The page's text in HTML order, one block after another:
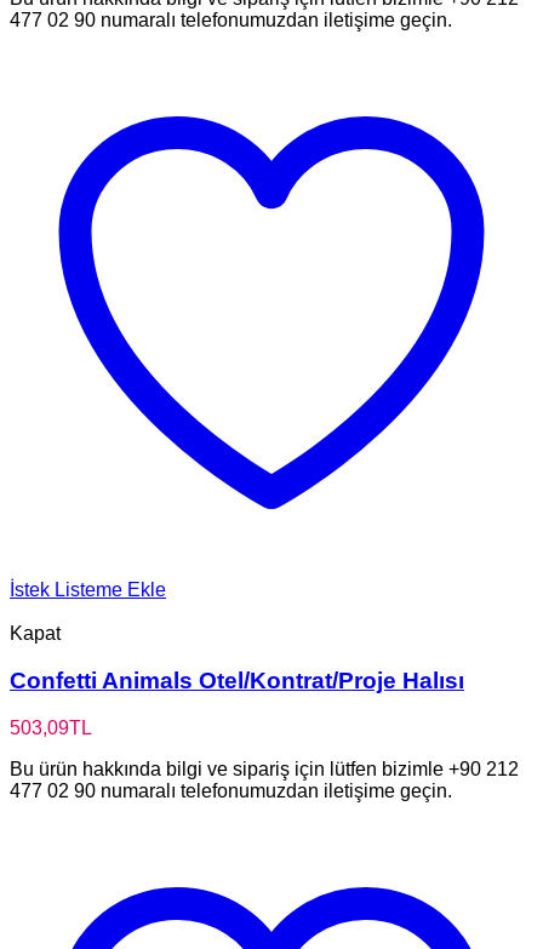
477 02 90 numaralı telefonumuzdan iletişime geçin.
İstek Listeme Ekle
Kapat
Confetti Animals Otel/Kontrat/Proje Halısı
503,09TL
Bu ürün hakkında bilgi ve sipariş için lütfen bizimle +90 212
477 02 90 numaralı telefonumuzdan iletişime geçin.